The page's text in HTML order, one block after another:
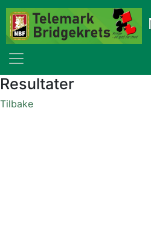
Resultater
Tilbake